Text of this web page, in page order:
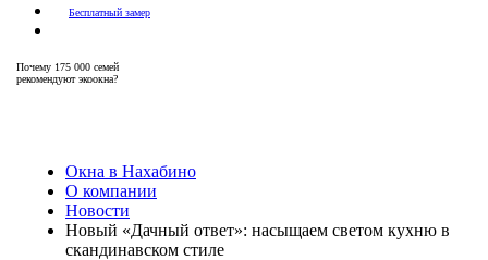
Бесплатный замер
Почему 175 000 семей
рекомендуют экоокна?
Окна в Нахабино
О компании
Новости
Новый «Дачный ответ»: насыщаем светом кухню в
скандинавском стиле